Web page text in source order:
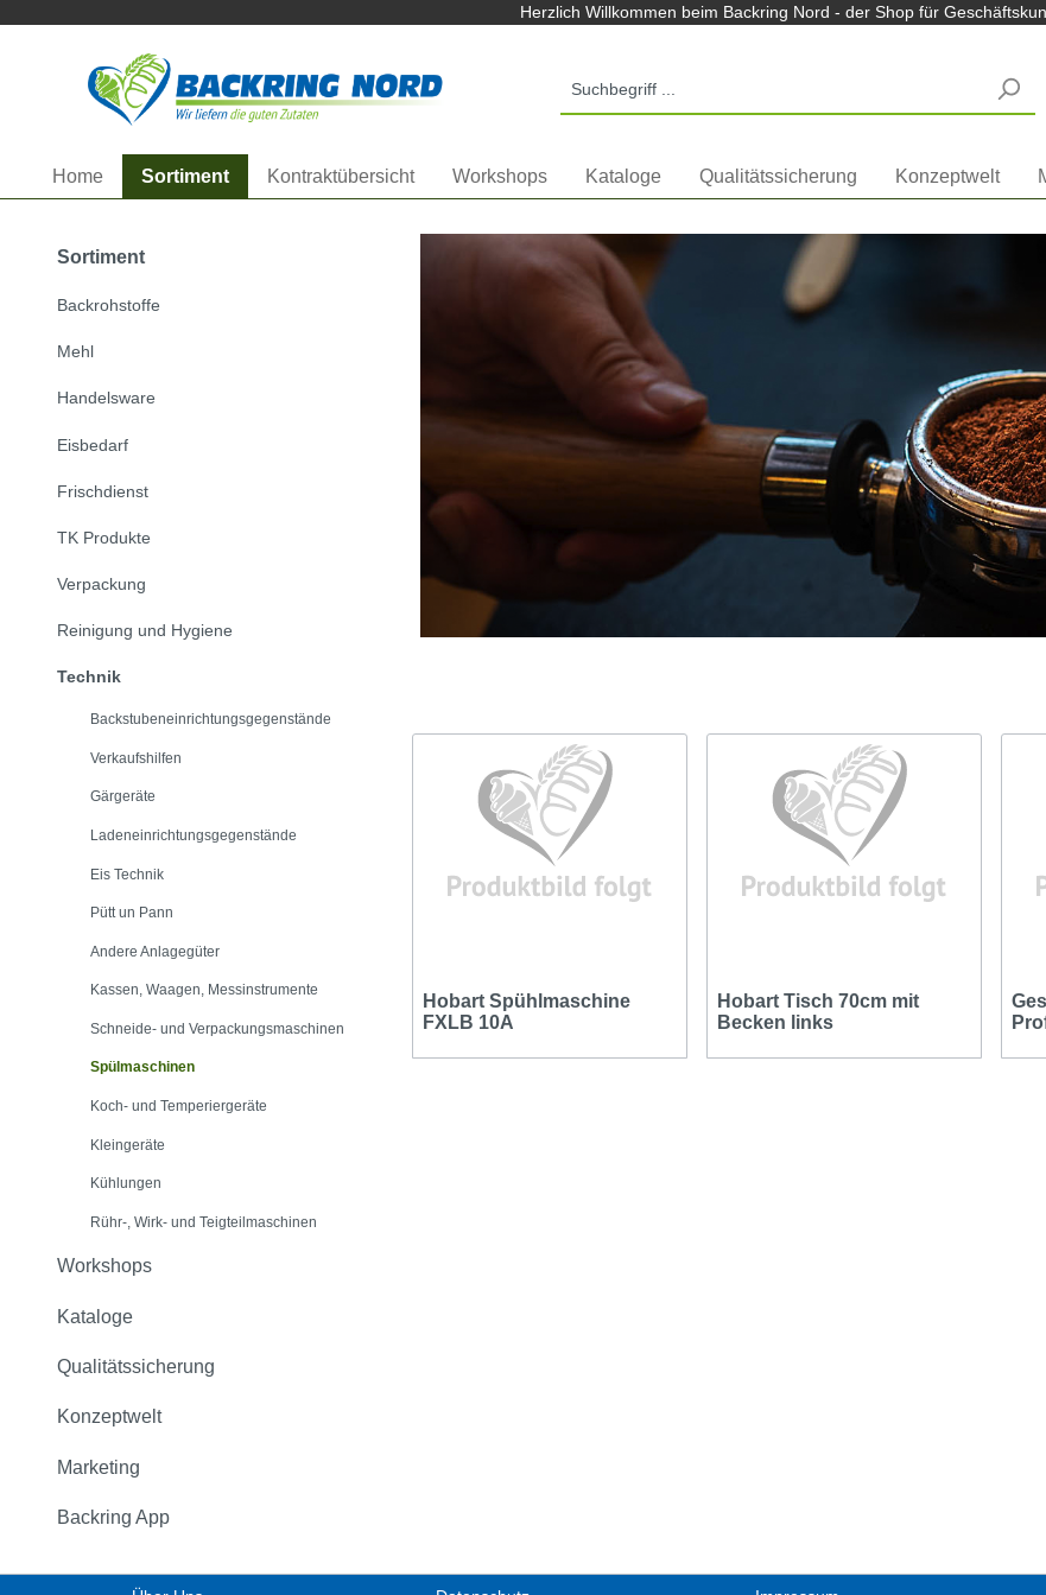
Herzlich Willkommen beim Backring Nord Shop
Herzlich Willkommen beim Backring Nord - der Shop für
Home Sortiment Kontraktübersicht Workshops Kataloge Qualitätssicherung Konzeptwelt
Sortiment
Backrohstoffe
Mehl
Handelsware
Eisbedarf
Frischdienst
TK Produkte
Verpackung
Reinigung und Hygiene
Technik
Backstubeneinrichtungsgegenstände
Verkaufshilfen
Gärgeräte
Ladeneinrichtungsgegenstände
Eis Technik
Pütt un Pann
Andere Anlagegüter
Kassen, Waagen, Messinstrumente
Schneide- und Verpackungsmaschinen
Spülmaschinen
Koch- und Temperiergeräte
Kleingeräte
Kühlungen
Rühr-, Wirk- und Teigteilmaschinen
Workshops
Kataloge
Qualitätssicherung
Konzeptwelt
Marketing
Backring App
Hobart Spühlmaschine
FXLB 10A
Hobart Tisch 70cm mit
Becken links